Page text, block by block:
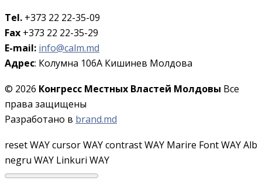
Tel. +373 22 22-35-09
Fax +373 22 22-35-29
E-mail: info@calm.md
Адрес: Колумна 106A Кишинев Молдова
© 2026 Конгресс Местных Властей Молдовы Все
права защищены
Разработано в brand.md
reset WAYcursor WAYcontrast WAY Marire Font WAYAlb
negru WAY Linkuri WAY